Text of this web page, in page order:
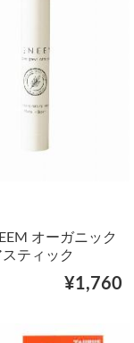
オーガニック
ティック
¥1,760